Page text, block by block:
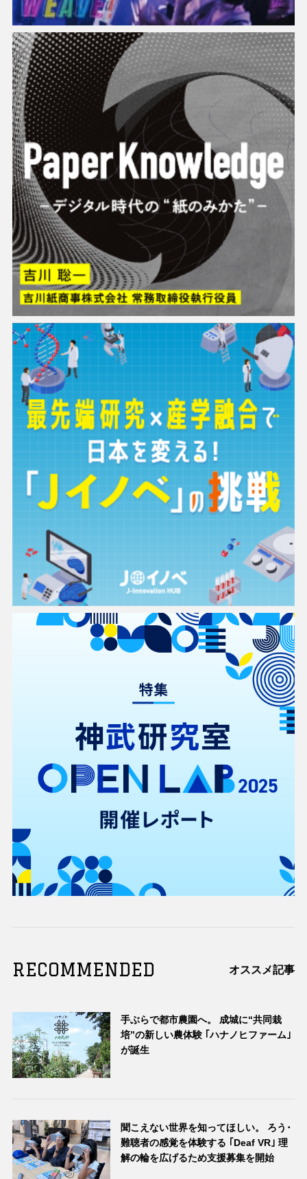
RECOMMENDED オススメ記事
手ぶらで都市農園へ。 成城に“共同栽
培”の新しい農体験 ｢ハナノヒファーム｣
が誕生
聞こえない世界を知ってほしい。 ろう･
難聴者の感覚を体験する ｢Deaf VR｣ 理
解の輪を広げるため支援募集を開始